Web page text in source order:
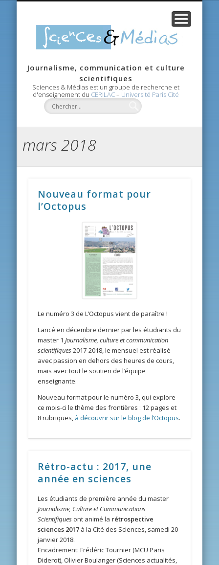
Journalisme, communication et culture
scientifiques
Sciences & Médias est un groupe de recherche et
d'enseignement du CERILAC– Université Paris Cité
ACCUEIL
ÉQUIPE
MASTER
RECHERCHE
AGENDA
CONTACTS
CANDIDATURE
mars 2018
Nouveau format pour
l’Octopus
Le numéro 3 de L’Octopus vient de paraître !
Lancé en décembre dernier par les étudiants du
master 1Journalisme, culture et communication
scientifiques2017-2018, le mensuel est réalisé
avec passion en dehors des heures de cours,
mais avec tout le soutien de l’équipe
enseignante.
Nouveau format pour le numéro 3, qui explore
ce mois-ci le thème des frontières : 12 pages et
8 rubriques, à découvrir sur le blog de l’Octopus.
Rétro-actu : 2017, une
année en sciences
Les étudiants de première année du master
Journalisme, Culture et Communications
Scientifiques ont animé la rétrospective
sciences 2017 à la Cité des Sciences, samedi 20
janvier 2018.
Encadrement: Frédéric Tournier (MCU Paris
Diderot), Olivier Boulanger (Sciences actualités,